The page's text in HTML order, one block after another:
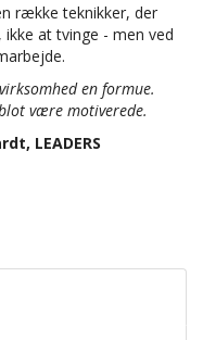
række teknikker, der
at tvinge - men ved
en formue.
være motiverede.
LEADERS